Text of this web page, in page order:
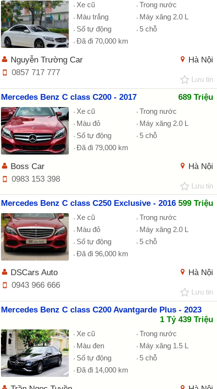
Xe cũ
Trong nước
Màu trắng
Máy xăng 2.0 L
Số tự động
5 chỗ
Đã đi 70,000 km
Hà Nội
Nguyễn Trường Car
0857 717 777
Lưu tin
Mercedes Benz C class C200 - 2017 689 Triệu
Xe cũ
Trong nước
Màu đỏ
Máy xăng 2.0 L
Số tự động
5 chỗ
Đã đi 79,000 km
Hà Nội
Boss Car
0983 153 398
Lưu tin
Mercedes Benz C class C250 Exclusive - 2016 599 Triệu
Xe cũ
Trong nước
Màu đỏ
Máy xăng 2.0 L
Số tự động
5 chỗ
Đã đi 96,000 km
Hà Nội
DSCars Auto
0943 966 666
Lưu tin
Mercedes Benz C class C200 Avantgarde Plus - 2023
1 Tỷ 439 Triệu
Xe cũ
Trong nước
Màu đen
Máy xăng 1.5 L
Số tự động
5 chỗ
Đã đi 14,000 km